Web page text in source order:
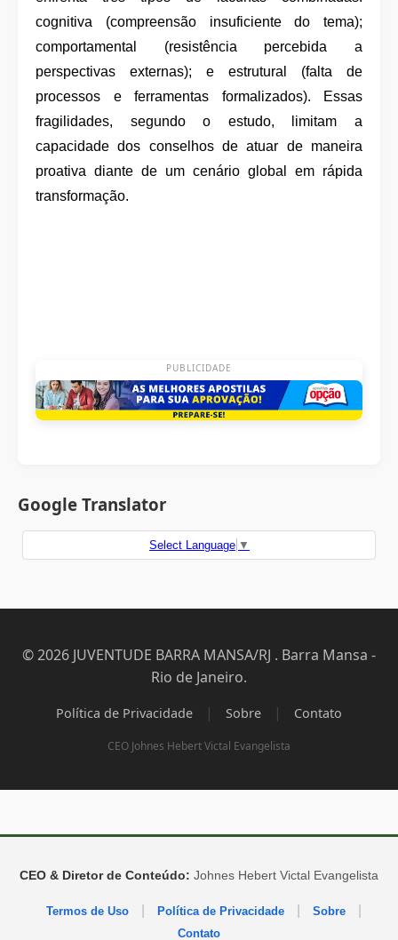
cognitiva (compreensão insuficiente do tema);
comportamental (resistência percebida a
perspectivas externas); e estrutural (falta de
processos e ferramentas formalizados). Essas
fragilidades, segundo o estudo, limitam a
capacidade dos conselhos de atuar de maneira
proativa diante de um cenário global em rápida
transformação.
PUBLICIDADE
Google Translator
Select Language ▼
© 2026 JUVENTUDE BARRA MANSA/RJ . Barra Mansa -
Rio de Janeiro.
Política de Privacidade | Sobre | Contato
CEO Johnes Hebert Victal Evangelista
CEO & Diretor de Conteúdo: Johnes Hebert Victal Evangelista
Termos de Uso Política de Privacidade Sobre
Contato